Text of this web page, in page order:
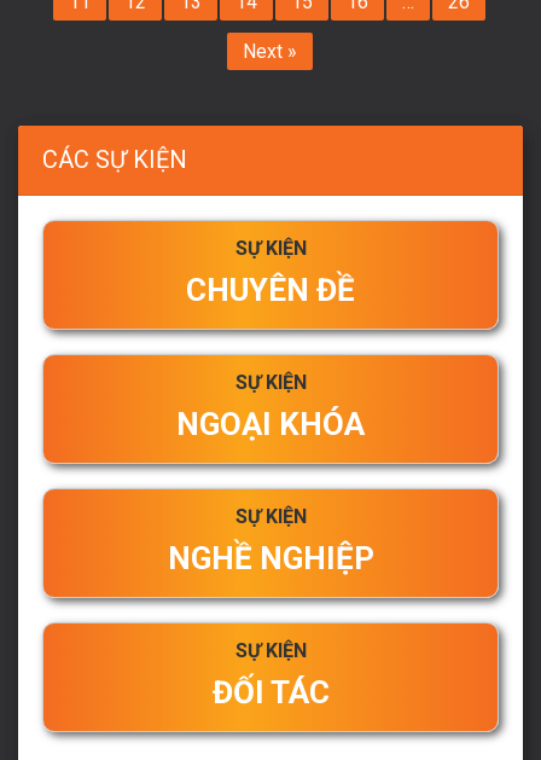
Next »
CÁC SỰ KIỆN
SỰ KIỆN
CHUYÊN ĐỀ
SỰ KIỆN
NGOẠI KHÓA
SỰ KIỆN
NGHỀ NGHIỆP
SỰ KIỆN
ĐỐI TÁC